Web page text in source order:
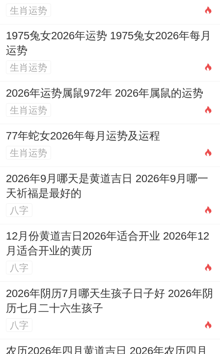
生肖运势
1975兔女2026年运势 1975兔女2026年每月
运势
生肖运势
2026年运势属鼠972年 2026年属鼠的运势
生肖运势
77年蛇女2026年每月运势及运程
生肖运势
2026年9月哪天是黄道吉日 2026年9月哪一
天祈福是最好的
八字
12月份黄道吉日2026年适合开业 2026年12
月适合开业的黄历
八字
2026年阴历7月哪天生孩子日子好 2026年阴
历七月二十六生孩子
八字
农历2026年四月黄道吉日 2026年农历四月